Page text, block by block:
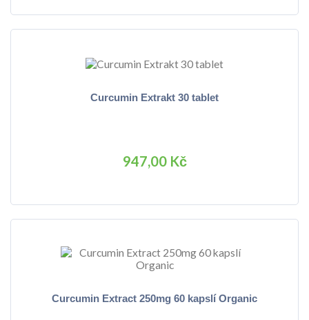
Curcumin Extrakt 30 tablet
947,00 Kč
Curcumin Extract 250mg 60 kapslí Organic